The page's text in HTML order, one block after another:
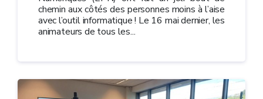
chemin aux côtés des personnes moins à l’aise
avec l’outil informatique ! Le 16 mai dernier, les
animateurs de tous les...